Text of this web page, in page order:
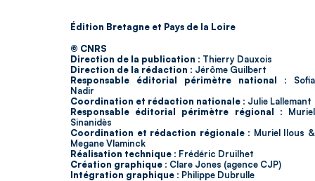
Édition Bretagne et Pays de la Loire
© CNRS
Direction de la publication : Thierry Dauxois
Direction de la rédaction : Jérôme Guilbert
Responsable éditorial périmètre national : Sofia
Nadir
Coordination et rédaction nationale : Julie Lallemant
Responsable éditorial périmètre régional : Muriel
Sinanidès
Coordination et rédaction régionale : Muriel Ilous &
Megane Vlaminck
Réalisation technique : Frédéric Druilhet
Création graphique : Clare Jones (agence CJP)
Intégration graphique : Philippe Dubrulle